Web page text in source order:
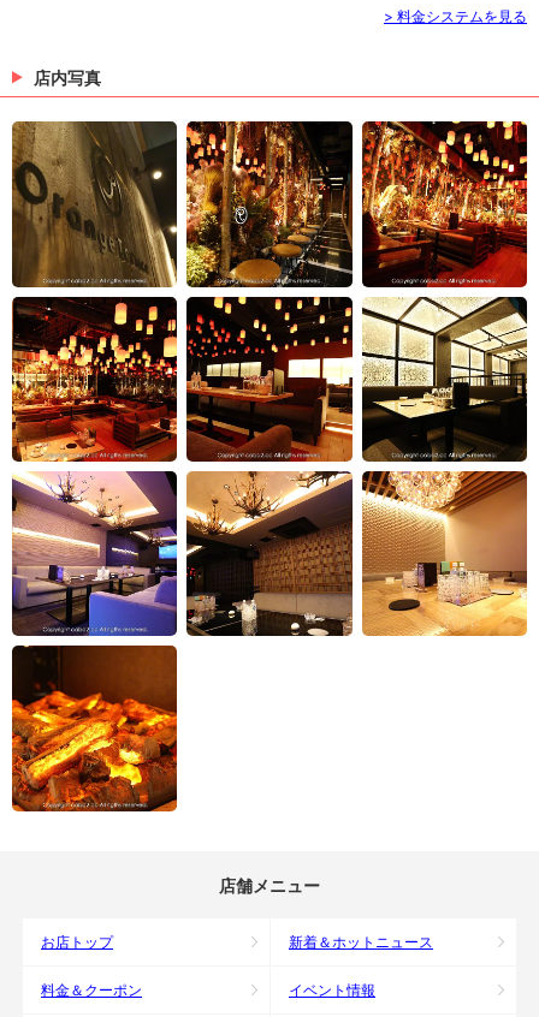
> 料金システムを見る
店内写真
店舗メニュー
お店トップ 新着＆ホットニュース
料金＆クーポン イベント情報